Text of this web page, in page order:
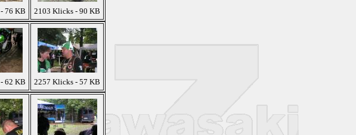
76 KB 2103 Klicks - 90 KB
62 KB 2257 Klicks - 57 KB